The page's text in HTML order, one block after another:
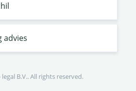
advies
B.V.. All rights reserved.